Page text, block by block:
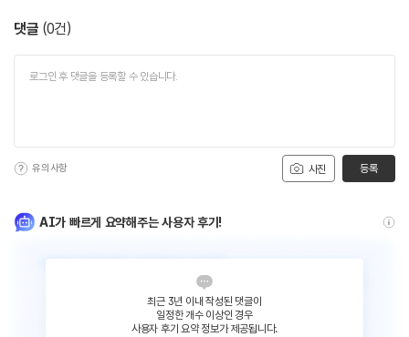
댓글 (0건)
사진
유의사항 등록
AI가 빠르게 요약해주는 사용자 후기!
최근 3년 이내 작성된 댓글이
일정한 개수 이상인 경우
사용자 후기 요약 정보가 제공됩니다.